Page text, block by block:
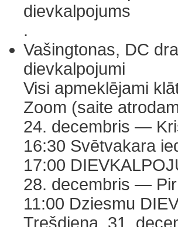
dievkalpojums
.
Vašingtonas, DC
dievkalpojumi
Visi apmeklējami
Zoom (saite
24. decembris —
16:30 Svētvakara
17:00
28. decembris —
11:00 Dziesmu
Trešdiena, 31.